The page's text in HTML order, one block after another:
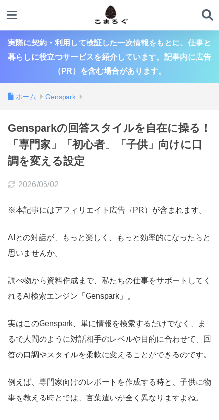
実際に契約・利用して検証した一次情報をもとに、仕事と
暮らしに役立つサービスを紹介しています。記事内に広告
（PR）を含む場合があります。
ホーム Genspark
Gensparkの回答スタイルを自在に操る！
「専門家」「初心者」「子供」向けに口
調を変える設定
2026/06/02
※本記事にはアフィリエイト広告（PR）が含まれます。
AIとの対話が、もっと楽しく、もっと効率的になったらと
思いませんか。
調べ物から資料作成まで、私たちの仕事をサポートしてく
れるAI検索エンジン「Genspark」。
実はこのGenspark、単に情報を検索するだけでなく、ま
るで人間のように対話相手のレベルや目的に合わせて、回
答の口調やスタイルを柔軟に変えることができるのです。
例えば、専門家向けのレポートを作成する時と、子供に物
事を教える時とでは、言葉遣いが全く異なりますよね。